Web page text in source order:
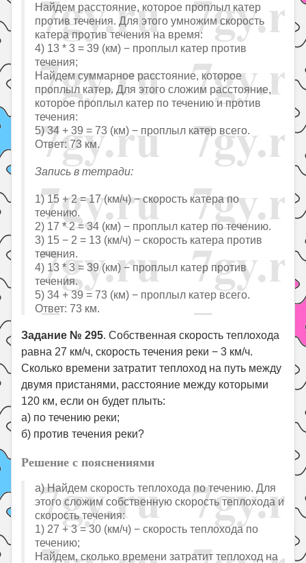
Найдем расстояние, которое проплыл катер
против течения. Для этого умножим скорость
катера против течения на время:
4) 13 * 3 = 39 (км) − проплыл катер против
течения;
Найдем суммарное расстояние, которое
проплыл катер. Для этого сложим расстояние,
которое проплыл катер по течению и против
течения:
5) 34 + 39 = 73 (км) − проплыл катер всего.
Ответ: 73 км.
Запись в тетради:
1) 15 + 2 = 17 (км/ч) − скорость катера по
течению.
2) 17 * 2 = 34 (км) − проплыл катер по течению.
3) 15 − 2 = 13 (км/ч) − скорость катера против
течения.
4) 13 * 3 = 39 (км) − проплыл катер против
течения.
5) 34 + 39 = 73 (км) − проплыл катер всего.
Ответ: 73 км.
Задание № 295. Собственная скорость теплохода
равна 27 км/ч, скорость течения реки − 3 км/ч.
Сколько времени затратит теплоход на путь между
двумя пристанями, расстояние между которыми
120 км, если он будет плыть:
а) по течению реки;
б) против течения реки?
Решение с пояснениями
а) Найдем скорость теплохода по течению. Для
этого сложим собственную скорость теплохода и
скорость течения:
1) 27 + 3 = 30 (км/ч) − скорость теплохода по
течению;
Найдем, сколько времени затратит теплоход на